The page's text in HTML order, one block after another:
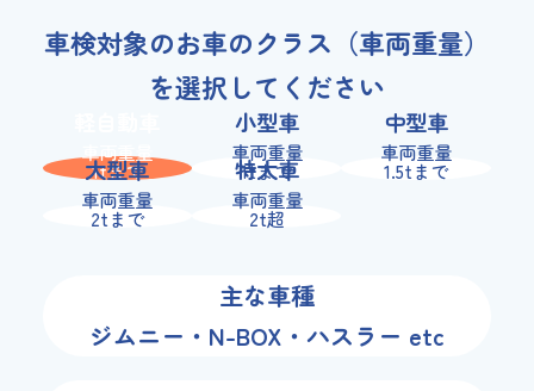
車検対象のお車のクラス（車両重量）
を選択してください
車両重量
1tまで
小型車
車両重量
1tまで
中型車
車両重量
1.5tまで
大型車
車両重量
2tまで
特大車
車両重量
2t超
主な車種
ジムニー・N-BOX・ハスラー etc